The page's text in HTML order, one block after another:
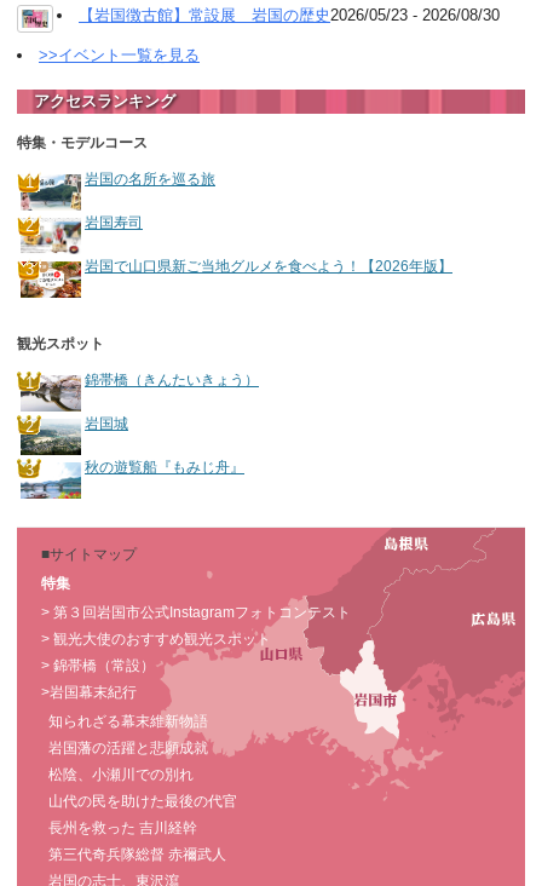
【岩国徴古館】常設展 岩国の歴史2026/05/23 - 2026/08/30
>>イベント一覧を見る
アクセスランキング
特集・モデルコース
岩国の名所を巡る旅
岩国寿司
岩国で山口県新ご当地グルメを食べよう！【2026年版】
観光スポット
錦帯橋（きんたいきょう）
岩国城
秋の遊覧船『もみじ舟』
■サイトマップ
特集
> 第３回岩国市公式Instagramフォトコンテスト
> 観光大使のおすすめ観光スポット
> 錦帯橋（常設）
>岩国幕末紀行
知られざる幕末維新物語
岩国藩の活躍と悲願成就
松陰、小瀬川での別れ
山代の民を助けた最後の代官
長州を救った 吉川経幹
第三代奇兵隊総督 赤禰武人
岩国の志士、東沢瀉